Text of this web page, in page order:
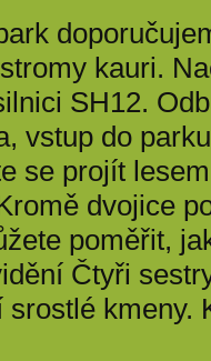
kauri.
SH12.
vstup do
se projít
dvojice
poměřit,
Čtyři
kmeny.